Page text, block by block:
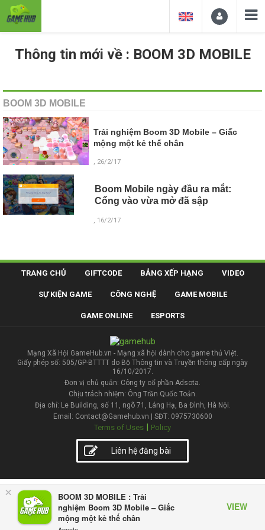
×
BOOM 3D MOBILE : Trải
nghiệm Boom 3D Mobile – Giấc
mộng một kẻ thế chân
VIEW
Thông tin mới về : BOOM 3D MOBILE
BOOM 3D MOBILE
Trải nghiệm Boom 3D Mobile – Giấc
mộng một kẻ thế chân
, 26/2/17
Boom Mobile ngày đầu ra mắt:
Cổng vào vừa mở đã sập
, 16/2/17
TRANG CHỦ GIFTCODE BẢNG XẾP HẠNG VIDEO
SỰ KIỆN GAME CÔNG NGHỆ GAME MOBILE
GAME ONLINE ESPORTS
Mạng Xã Hội GameHub.vn - Mạng xã hội dành cho game thủ Việt.
Giấy phép số: 505/GP-BTTTT do Bộ Thông tin và Truyền thông cấp ngày
16/10/2017.
Đơn vị chủ quản: Công ty cổ phần Adsota.
Chịu trách nhiệm: Ông Trần Quốc Toản.
Địa chỉ: Le Building, số 11, ngõ 71, Láng Hạ, Ba Đình, Hà Nội.
Email: Contact@Gamehub.vn | SĐT: 0975730600
Terms of Uses | Policy
Liên hệ đăng bài